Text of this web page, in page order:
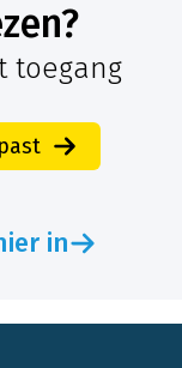
toegang
in